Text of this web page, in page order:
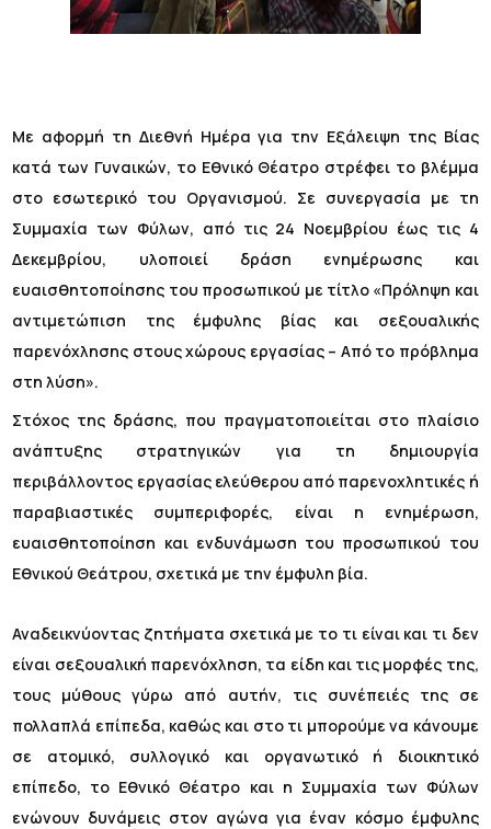
Με αφορμή τη Διεθνή Ημέρα για την Εξάλειψη της Βίας
κατά των Γυναικών, το Εθνικό Θέατρο στρέφει το βλέμμα
στο εσωτερικό του Οργανισμού. Σε συνεργασία με τη
Συμμαχία των Φύλων, από τις 24 Νοεμβρίου έως τις 4
Δεκεμβρίου, υλοποιεί δράση ενημέρωσης και
ευαισθητοποίησης του προσωπικού με τίτλο «Πρόληψη και
αντιμετώπιση της έμφυλης βίας και σεξουαλικής
παρενόχλησης στους χώρους εργασίας – Από το πρόβλημα
στη λύση».
Στόχος της δράσης, που πραγματοποιείται στο πλαίσιο
ανάπτυξης στρατηγικών για τη δημιουργία
περιβάλλοντος εργασίας ελεύθερου από παρενοχλητικές ή
παραβιαστικές συμπεριφορές, είναι η ενημέρωση,
ευαισθητοποίηση και ενδυνάμωση του προσωπικού του
Εθνικού Θεάτρου, σχετικά με την έμφυλη βία.
Αναδεικνύοντας ζητήματα σχετικά με το τι είναι και τι δεν
είναι σεξουαλική παρενόχληση, τα είδη και τις μορφές της,
τους μύθους γύρω από αυτήν, τις συνέπειές της σε
πολλαπλά επίπεδα, καθώς και στο τι μπορούμε να κάνουμε
σε ατομικό, συλλογικό και οργανωτικό ή διοικητικό
επίπεδο, το Εθνικό Θέατρο και η Συμμαχία των Φύλων
ενώνουν δυνάμεις στον αγώνα για έναν κόσμο έμφυλης